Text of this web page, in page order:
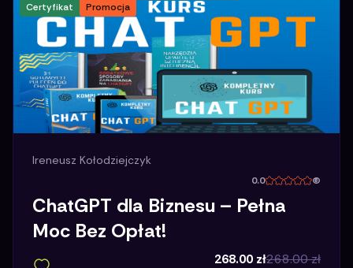
Certyfikat Promocja
Ireneusz Kołodziejczyk
0.0 (
ChatGPT dla Biznesu – Pełna
Moc Bez Opłat!
268.00 zł268.00zł